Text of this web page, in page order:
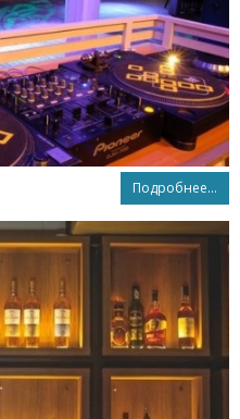
Подробнее...